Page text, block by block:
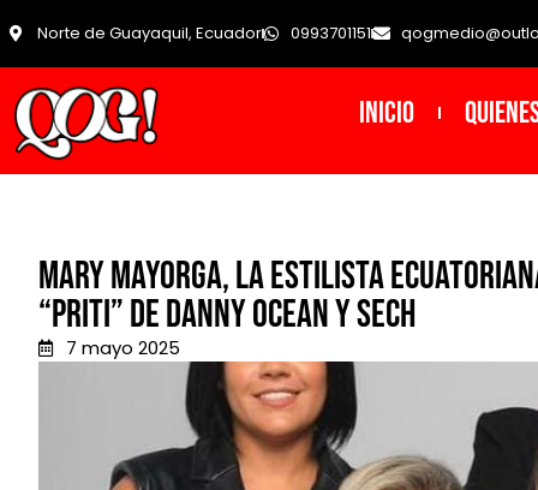
Norte de Guayaquil, Ecuador 0993701151
INICIO
Mary Mayorga, la estilista
“PRITI” de Danny Ocean y Sech
7 mayo 2025